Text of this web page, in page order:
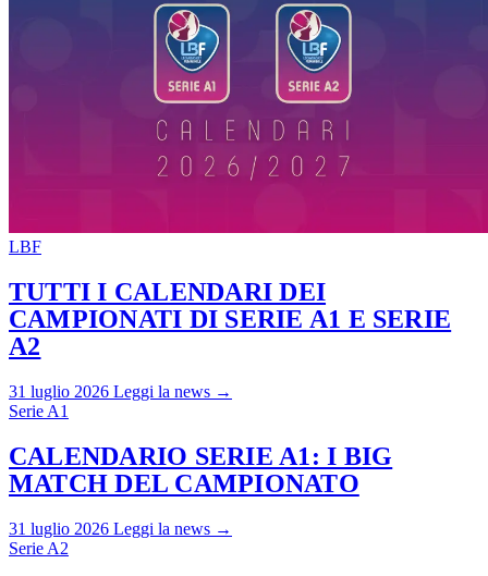
LBF
TUTTI I CALENDARI DEI
CAMPIONATI DI SERIE A1 E SERIE
A2
31 luglio 2026 Leggi la news →
Serie A1
CALENDARIO SERIE A1: I BIG
MATCH DEL CAMPIONATO
31 luglio 2026 Leggi la news →
Serie A2